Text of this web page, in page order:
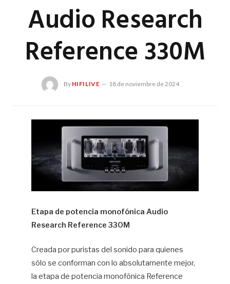
Audio Research
Reference 330M
By HIFILIVE 18 de noviembre de 2024
Etapa de potencia monofónica Audio
Research Reference 330M
Creada por puristas del sonido para quienes
sólo se conforman con lo absolutamente mejor,
la etapa de potencia monofónica Reference